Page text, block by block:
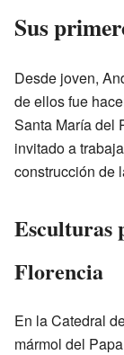
Sus
Desde joven,
de ellos fue
Santa María del
invitado a
construcción de
Esculturas
Florencia
En la Catedral
mármol del